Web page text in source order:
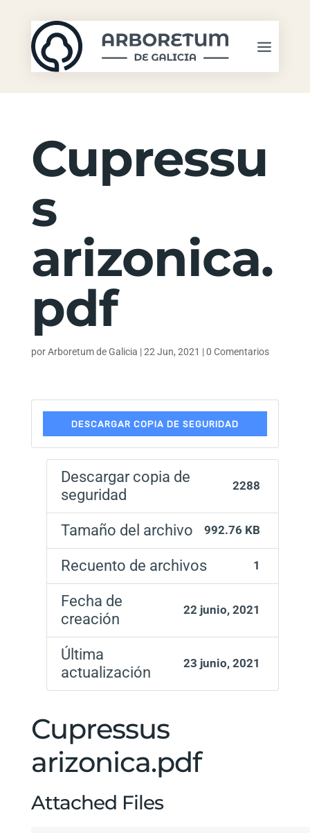
Cupressu
s
arizonica.
pdf
porArboretum de Galicia |22 Jun, 2021 |0 Comentarios
DESCARGAR COPIA DE SEGURIDAD
Descargar copia de
seguridad
2288
Tamaño del archivo 992.76 KB
Recuento de archivos 1
Fecha de
creación
22 junio, 2021
Última
actualización
23 junio, 2021
Cupressus
arizonica.pdf
Attached Files